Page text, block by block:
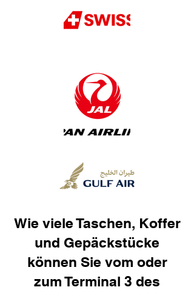
Wie viele Taschen, Koffer
und Gepäckstücke
können Sie vom oder
zum Terminal 3 des